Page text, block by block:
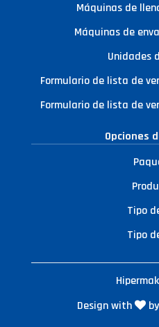
Máquinas de
Máquinas de
Unidades
Formulario de lista de
Formulario de lista de
Opciones
Tipo
Tipo
Design with